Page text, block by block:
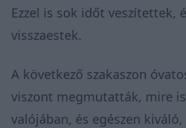
Ezzel is sok időt veszítettek,
visszaestek.
A következő szakaszon
viszont megmutatták, mire
valójában, és egészen